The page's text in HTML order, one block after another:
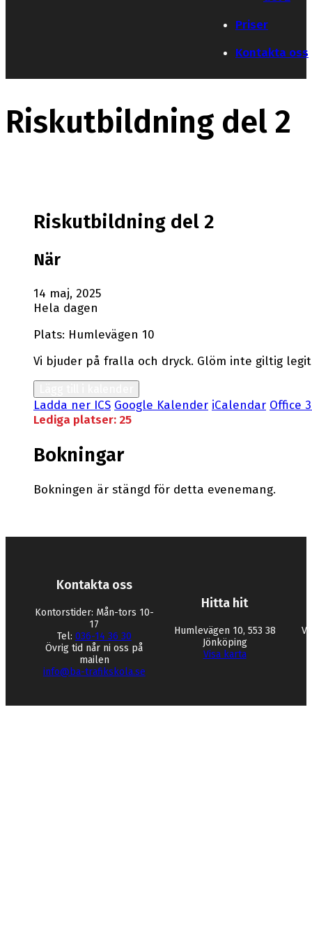
Priser
Kontakta oss
Riskutbildning del 2
Riskutbildning del 2
När
14 maj, 2025
Hela dagen
Plats: Humlevägen 10
Vi bjuder på fralla och dryck. Glöm inte giltig
Ladda ner ICS Google Kalender iCalendar Office
Lediga platser: 25
Bokningar
Bokningen är stängd för detta evenemang.
Kontakta oss
Kontorstider: Mån-tors 10-
17
Tel: 036-14 36 30
Övrig tid når ni oss på
mailen
info@ba-trafikskola.se
Hitta hit
Humlevägen 10, 553 38
Jönköping
Visa karta